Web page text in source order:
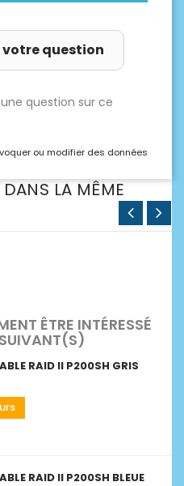
votre question
question sur ce
ou modifier des données
DANS LA MÊME
ÊTRE INTÉRESSÉ
RAID II P200SH GRIS
RAID II P200SH BLEUE